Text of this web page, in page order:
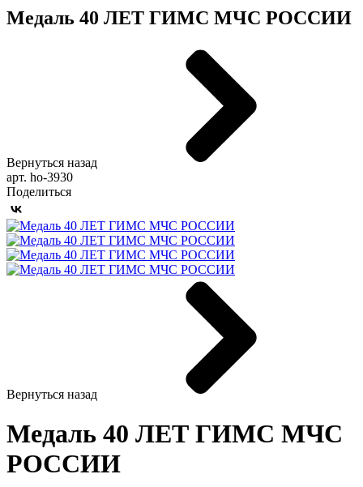
Медаль 40 ЛЕТ ГИМС МЧС РОССИИ
Вернуться назад
арт. ho-3930
Поделиться
Вернуться назад
Медаль 40 ЛЕТ ГИМС МЧС
РОССИИ